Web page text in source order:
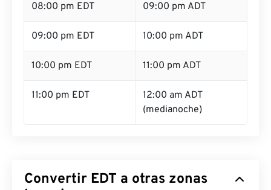
08:00 pm EDT 09:00 pm ADT
09:00 pm EDT 10:00 pm ADT
10:00 pm EDT 11:00 pm ADT
11:00 pm EDT
12:00 am ADT
(medianoche)
Convertir EDT a otras zonas